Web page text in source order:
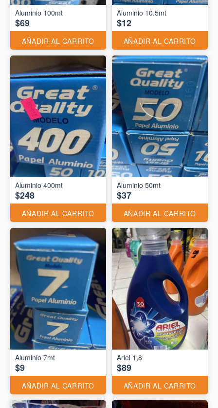
$69
AÑADIR AL CARRITO
Aluminio 10.5mt
$12
AÑADIR AL CARRITO
Aluminio 400mt
$248
AÑADIR AL CARRITO
Aluminio 50mt
$37
AÑADIR AL CARRITO
Aluminio 7mt
$9
AÑADIR AL CARRITO
Ariel 1,8
$89
AÑADIR AL CARRITO